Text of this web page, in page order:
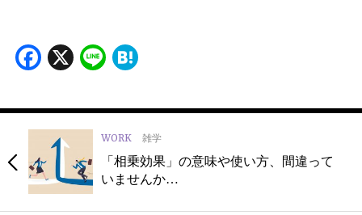
Facebook
X Line
WORK 雑学
「相乗効果」の意味や使い方、間違って
いませんか…